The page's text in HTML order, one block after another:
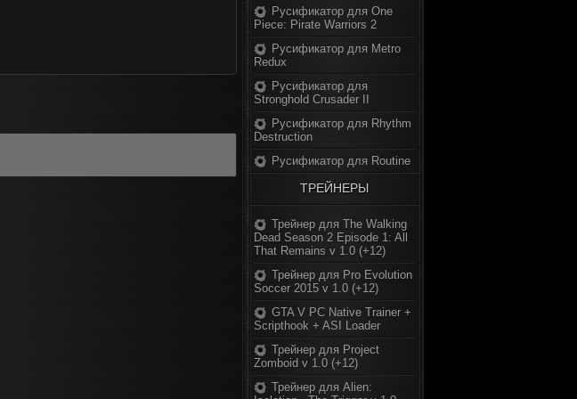
Русификатор для One
Piece: Pirate Warriors 2
Русификатор для Metro
Redux
Русификатор для
Stronghold Crusader II
Русификатор для Rhythm
Destruction
Русификатор для Routine
ТРЕЙНЕРЫ
Трейнер для The Walking
Dead Season 2 Episode 1: All
That Remains v 1.0 (+12)
Трейнер для Pro Evolution
Soccer 2015 v 1.0 (+12)
GTA V PC Native Trainer +
Scripthook + ASI Loader
Трейнер для Project
Zomboid v 1.0 (+12)
Трейнер для Alien: